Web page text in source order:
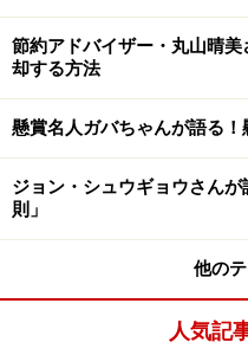
る考え方についてエピソ
こちらから
※本文中のコメントは、
構成しています
※エピソードは投稿者の
ビスや金額などの情報が
節約アドバイザー・丸山晴
却する方法
懸賞名人ガバちゃんが語る
ジョン・シュウギョウさん
則」
他の
人気記